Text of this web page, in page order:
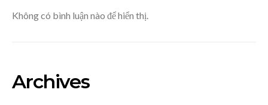
Không có bình luận nào để hiển thị.
Archives